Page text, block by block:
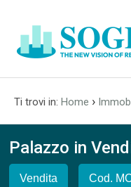
Ti trovi in: Home ›
Palazzo in
Vendita Cod.